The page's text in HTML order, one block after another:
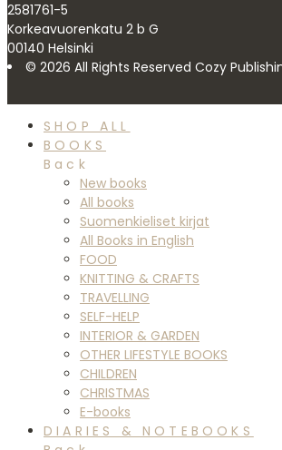
2581761-5
Korkeavuorenkatu 2 b G
00140 Helsinki
© 2026 All Rights Reserved Cozy
SHOP ALL
BOOKS
Back
New books
All books
Suomenkieliset kirjat
All Books in English
FOOD
KNITTING & CRAFTS
TRAVELLING
SELF-HELP
INTERIOR & GARDEN
OTHER LIFESTYLE BOOKS
CHILDREN
CHRISTMAS
E-books
DIARIES & NOTEBOOKS